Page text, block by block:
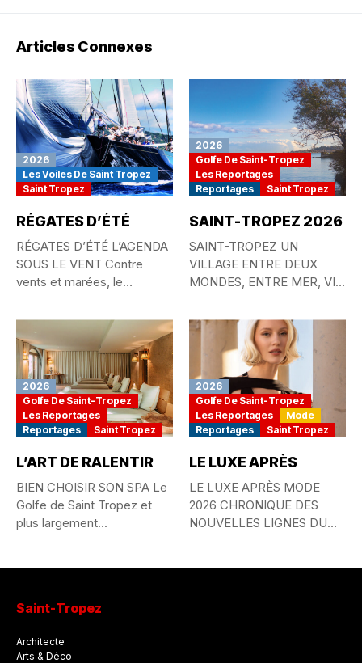
Articles Connexes
2026
Les Voiles De Saint Tropez
Saint Tropez
RÉGATES D’ÉTÉ
RÉGATES D’ÉTÉ L’AGENDA
SOUS LE VENT Contre
vents et marées, le
2026
Golfe De Saint-Tropez
Les Reportages
Reportages
Saint Tropez
SAINT-TROPEZ 2026
SAINT-TROPEZ UN
VILLAGE ENTRE DEUX
MONDES, ENTRE MER, VIE
MYTHE...
2026
Golfe De Saint-Tropez
Les Reportages
Reportages
Saint Tropez
L’ART DE RALENTIR
BIEN CHOISIR SON SPA Le
Golfe de Saint Tropez et
plus largement...
2026
Golfe De Saint-Tropez
Les Reportages
Mode
Reportages
Saint Tropez
LE LUXE APRÈS
LE LUXE APRÈS MODE
2026 CHRONIQUE DES
NOUVELLES LIGNES DU
Saint-Tropez
Architecte
Arts & Déco